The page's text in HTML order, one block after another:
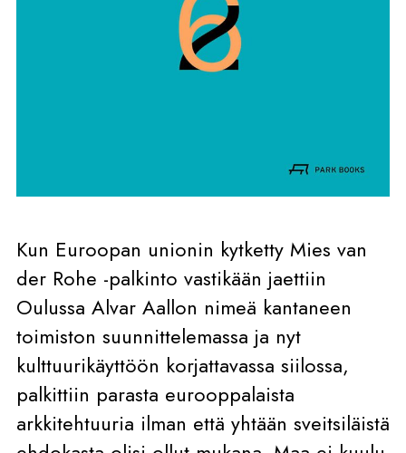
Kun Euroopan unionin kytketty Mies van
der Rohe -palkinto vastikään jaettiin
Oulussa Alvar Aallon nimeä kantaneen
toimiston suunnittelemassa ja nyt
kulttuurikäyttöön korjattavassa siilossa,
palkittiin parasta eurooppalaista
arkkitehtuuria ilman että yhtään sveitsiläistä